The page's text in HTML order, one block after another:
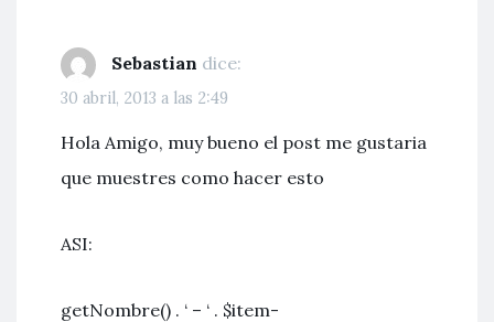
Sebastian dice:
30 abril, 2013 a las 2:49
Hola Amigo, muy bueno el post me gustaria
que muestres como hacer esto
ASI:
getNombre() . ‘ – ‘ . $item-